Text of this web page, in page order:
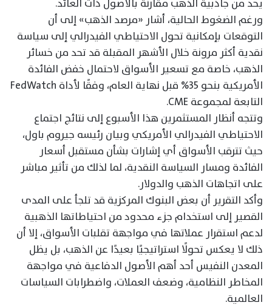
ورغم الضغوط الحالية، أشار «مرصد الذهب» إلى أن
التوقعات بإمكانية تحول الاحتياطي الفيدرالي إلى سياسة
نقدية أكثر مرونة خلال الأشهر المقبلة قد تحد من خسائر
الذهب، خاصة مع تسعير الأسواق لاحتمال خفض الفائدة
الأمريكية بنحو 35% قبل نهاية العام، وفقًا لأداة FedWatch
التابعة لمجموعة CME.
وتتجه أنظار المستثمرين هذا الأسبوع إلى نتائج اجتماع
الاحتياطي الفيدرالي الأمريكي وبيان رئيسه جيروم باول،
حيث تترقب الأسواق أي إشارات بشأن مستقبل أسعار
الفائدة ومسار السياسة النقدية، لما لذلك من تأثير مباشر
على اتجاهات الذهب والدولار.
وأكد التقرير أن بعض البنوك المركزية قد تلجأ على المدى
القصير إلى استخدام جزء محدود من احتياطاتها الذهبية
لدعم استقرار عملاتها في مواجهة تقلبات الأسواق، إلا أن
ذلك لا يعكس تحولًا استراتيجيًا بعيدًا عن الذهب، بل يظل
المعدن النفيس أحد أهم الأصول الدفاعية في مواجهة
المخاطر النظامية، وضعف العملات، واضطرابات السياسات
العالمية.